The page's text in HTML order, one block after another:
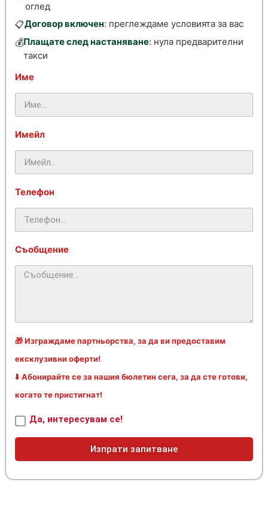
оглед
📋Договор включен: преглеждаме условията за вас
💰Плащате след настаняване: нула предварителни
такси
Име
Имейл
Телефон
Съобщение
🎁 Изграждаме партньорства, за да ви предоставим
ексклузивни оферти!
⬇️ Абонирайте се за нашия бюлетин сега, за да сте готови,
когато те пристигнат!
Да, интересувам се!
Изпрати запитване